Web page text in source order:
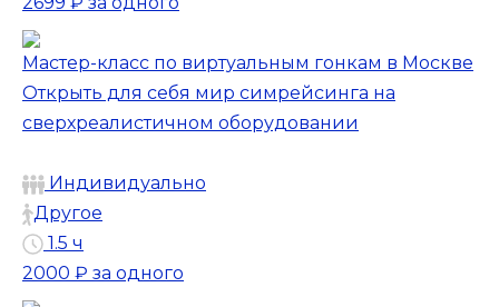
Мастер-класс по виртуальным гонкам в Москве
Открыть для себя мир симрейсинга на
сверхреалистичном оборудовании
Индивидуально
Другое
1.5 ч
2000 ₽ за одного